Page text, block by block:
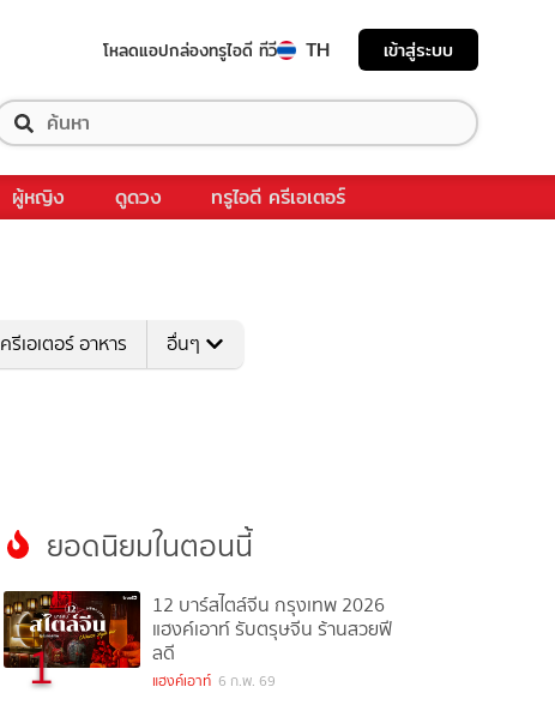
โหลดแอปกล่องทรูไอดี ทีวี TH เข้าสู่ระบบ
ผู้หญิง ดูดวง ทรูไอดี ครีเอเตอร์
ครีเอเตอร์ อาหาร อื่นๆ
ยอดนิยมในตอนนี้
1
12 บาร์สไตล์จีน กรุงเทพ 2026
แฮงค์เอาท์ รับตรุษจีน ร้านสวยฟี
ลดี
แฮงค์เอาท์ 6 ก.พ. 69